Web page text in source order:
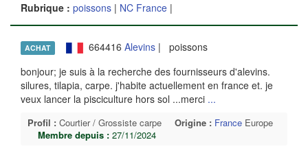
Rubrique : poissons | NC France |
ACHAT 664416 Alevins| poissons
bonjour; je suis à la recherche des fournisseurs d'alevins.
silures, tilapia, carpe. j'habite actuellement en france et. je
veux lancer la pisciculture hors sol ...merci ...
Profil : Courtier / Grossiste carpe Origine : France Europe
Membre depuis : 27/11/2024